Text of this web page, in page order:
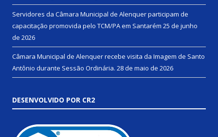
Servidores da Câmara Municipal de Alenquer participam de
capacitação promovida pelo TCM/PA em Santarém 25 de junho
de 2026
Câmara Municipal de Alenquer recebe visita da Imagem de Santo
Antônio durante Sessão Ordinária. 28 de maio de 2026
DESENVOLVIDO POR CR2